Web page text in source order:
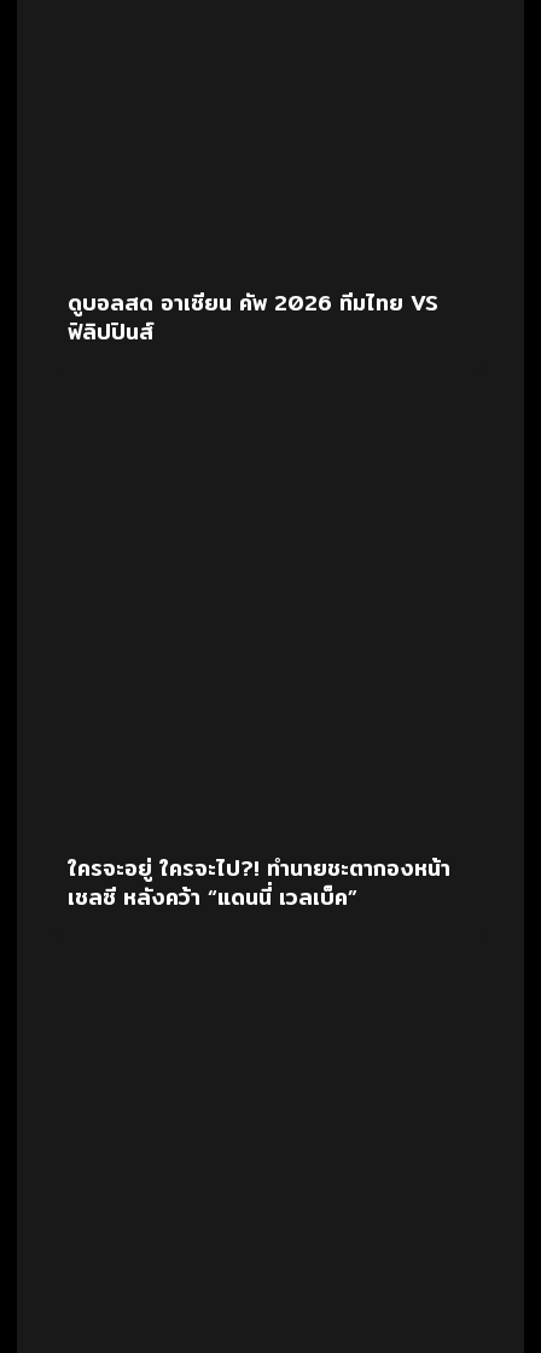
ดูบอลสด อาเซียน คัพ 2026 ทีมไทย VS
ฟิลิปปินส์
ใครจะอยู่ ใครจะไป?! ทำนายชะตากองหน้า
เชลซี หลังคว้า “แดนนี่ เวลเบ็ค”